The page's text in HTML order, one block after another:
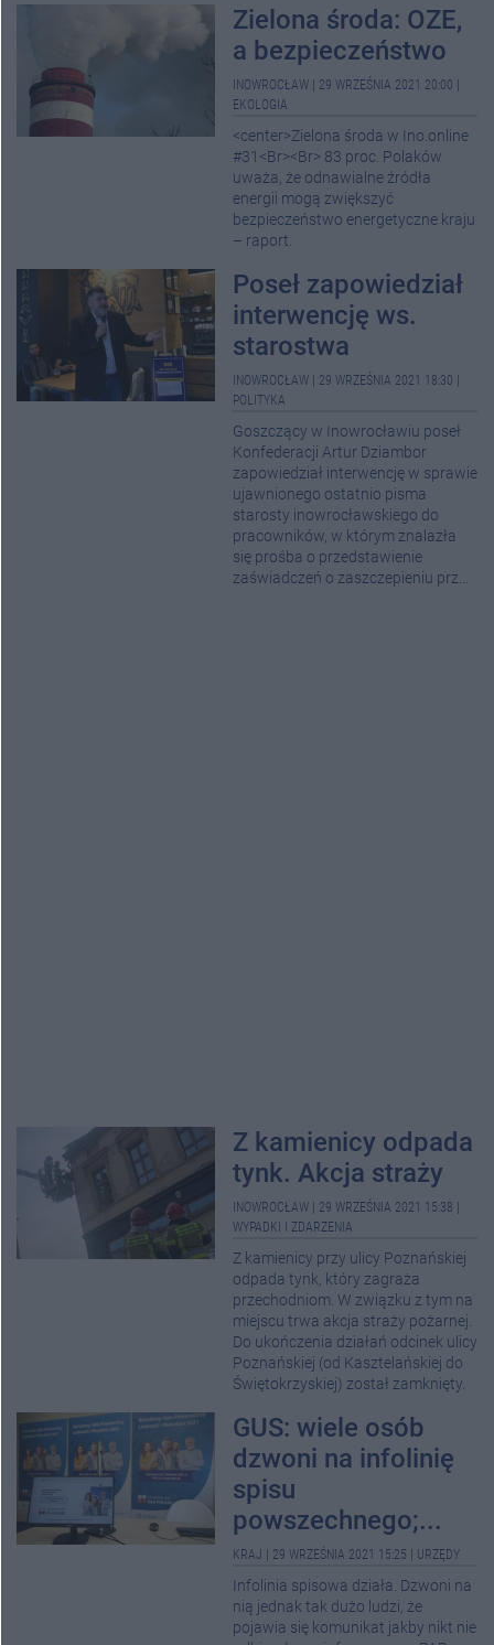
Zielona środa: OZE,
a bezpieczeństwo
INOWROCŁAW 29 WRZEŚNIA 2021 20:00
EKOLOGIA
<center>Zielona środa w Ino.online
#31<Br><Br> 83 proc. Polaków
uważa, że odnawialne źródła
energii mogą zwiększyć
bezpieczeństwo energetyczne kraju
– raport.
Poseł zapowiedział
interwencję ws.
starostwa
INOWROCŁAW 29 WRZEŚNIA 2021 18:30
POLITYKA
Goszczący w Inowrocławiu poseł
Konfederacji Artur Dziambor
zapowiedział interwencję w sprawie
ujawnionego ostatnio pisma
starosty inowrocławskiego do
pracowników, w którym znalazła
się prośba o przedstawienie
zaświadczeń o zaszczepieniu prz...
Z kamienicy odpada
tynk. Akcja straży
INOWROCŁAW 29 WRZEŚNIA 2021 15:38
WYPADKI I ZDARZENIA
Z kamienicy przy ulicy Poznańskiej
odpada tynk, który zagraża
przechodniom. W związku z tym na
miejscu trwa akcja straży pożarnej.
Do ukończenia działań odcinek ulicy
Poznańskiej (od Kasztelańskiej do
Świętokrzyskiej) został zamknięty.
GUS: wiele osób
dzwoni na infolinię
spisu
powszechnego;...
KRAJ 29 WRZEŚNIA 2021 15:25 URZĘDY
Infolinia spisowa działa. Dzwoni na
nią jednak tak dużo ludzi, że
pojawia się komunikat jakby nikt nie